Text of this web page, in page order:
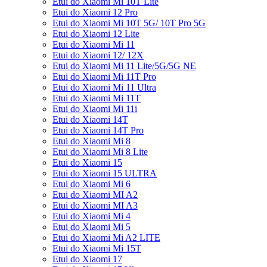
Etui do Xiaomi 12 Pro
Etui do Xiaomi Mi 10T 5G/ 10T Pro 5G
Etui do Xiaomi 12 Lite
Etui do Xiaomi Mi 11
Etui do Xiaomi 12/ 12X
Etui do Xiaomi Mi 11 Lite/5G/5G NE
Etui do Xiaomi Mi 11T Pro
Etui do Xiaomi Mi 11 Ultra
Etui do Xiaomi Mi 11T
Etui do Xiaomi Mi 11i
Etui do Xiaomi 14T
Etui do Xiaomi 14T Pro
Etui do Xiaomi Mi 8
Etui do Xiaomi Mi 8 Lite
Etui do Xiaomi 15
Etui do Xiaomi 15 ULTRA
Etui do Xiaomi Mi 6
Etui do Xiaomi MI A2
Etui do Xiaomi MI A3
Etui do Xiaomi Mi 4
Etui do Xiaomi Mi 5
Etui do Xiaomi Mi A2 LITE
Etui do Xiaomi Mi 15T
Etui do Xiaomi 17